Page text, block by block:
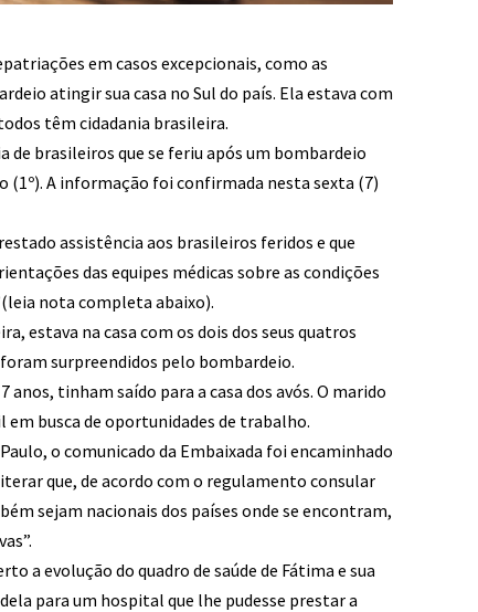
em casos excepcionais, como as
atingir sua casa no Sul do país. Ela estava com
têm cidadania brasileira.
de brasileiros que se feriu após um bombardeio
(1º). A informação foi confirmada nesta sexta (7)
assistência aos brasileiros feridos e que
das equipes médicas sobre as condições
nota completa abaixo).
estava na casa com os dois dos seus quatros
surpreendidos pelo bombardeio.
anos, tinham saído para a casa dos avós. O marido
em busca de oportunidades de trabalho.
o comunicado da Embaixada foi encaminhado
que, de acordo com o regulamento consular
sejam nacionais dos países onde se encontram,
a evolução do quadro de saúde de Fátima e sua
para um hospital que lhe pudesse prestar a